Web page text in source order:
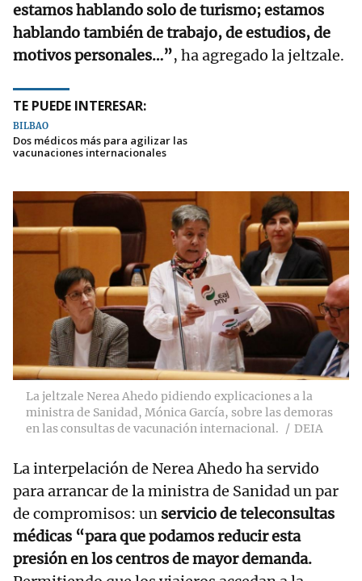
estamos hablando solo de turismo; estamos
hablando también de trabajo, de estudios, de
motivos personales…”, ha agregado la jeltzale.
TE PUEDE INTERESAR:
BILBAO
Dos médicos más para agilizar las
vacunaciones internacionales
La jeltzale Nerea Ahedo pidiendo explicaciones a la
ministra de Sanidad, Mónica García, sobre las demoras
en las consultas de vacunación internacional.
DEIA
La interpelación de Nerea Ahedo ha servido
para arrancar de la ministra de Sanidad un par
de compromisos: un servicio de teleconsultas
médicas “para que podamos reducir esta
presión en los centros de mayor demanda.